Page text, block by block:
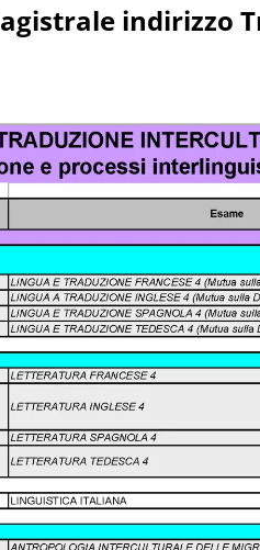
indirizzo